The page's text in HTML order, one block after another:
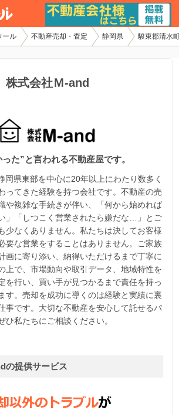
ール 不動産売却・査定 静岡県 駿東郡清水
株式会社Ｍ-and
た”と言われる不動産屋です。
岡県東部を中心に20年以上にわたり数多く
ってきた経験を持つ会社です。不動産の売
や複雑な手続きが伴い、「何から始めれば
」「しつこく営業されたら嫌だな…」とご
少なくありません。私たちは決してお客様
要な営業をすることはありません。ご家族
画に寄り添い、納得いただけるまで丁寧に
上で、市場動向や取引データ、地域特性を
を行い、買い手が見つかるまで責任を持っ
す。売却を成功に導くのは経験と実績に裏
事です。大切な不動産を安心して託せるパ
ひ私たちにご相談ください。
の提供サービス
の不動産会社様
査定
ー